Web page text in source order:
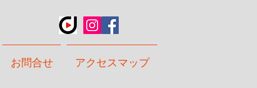
お問合せ アクセスマップ